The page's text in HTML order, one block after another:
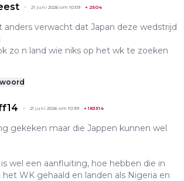
21 juni 2026 om 10:59 + 2504
anders verwacht dat Japan deze wedstrijd
zo n land wie niks op het wk te zoeken
21 juni 2026 om 10:39 +183314
gekeken maar die Jappen kunnen wel
wel een aanfluiting, hoe hebben die in
WK gehaald en landen als Nigeria en